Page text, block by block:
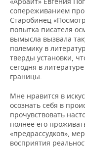
сопереживанием
Старобинец
попытка писателя
вымысла вызвала
полемику в
тверды установки,
сегодня в
границы.
Мне нравится в
осознать себя в
прочувствовать
полнее его
«предрассудков»,
восприятия